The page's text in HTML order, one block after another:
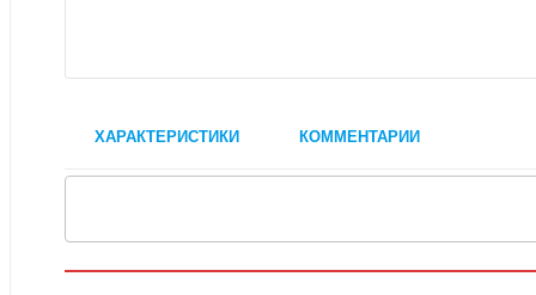
ХАРАКТЕРИСТИКИ КОММЕНТАРИИ